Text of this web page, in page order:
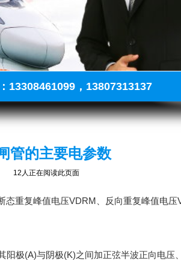
13308461099，13807313137
管的主要电参数
12人正在阅读此页面
重复峰值电压VDRM、反向重复峰值电
(A)与阴极(K)之间加正弦半波正向电压